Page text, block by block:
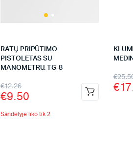
RATŲ PRIPŪTIMO
PISTOLETAS SU
MANOMETRU. TG-8
€12.26
€9.50
Sandėlyje liko tik 2
€
€